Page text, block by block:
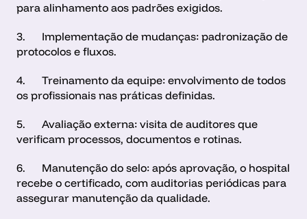
para alinhamento aos padrões exigidos.
3.      Implementação de mudanças: padronização de
protocolos e fluxos.
4.      Treinamento da equipe: envolvimento de todos
os profissionais nas práticas definidas.
5.      Avaliação externa: visita de auditores que
verificam processos, documentos e rotinas.
6.      Manutenção do selo: após aprovação, o hospital
recebe o certificado, com auditorias periódicas para
assegurar manutenção da qualidade.